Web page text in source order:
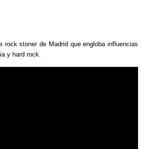
rock stoner de Madrid que engloba influencias
y hard rock.